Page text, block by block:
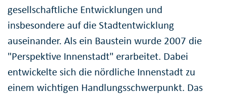
gesellschaftliche Entwicklungen und
insbesondere auf die Stadtentwicklung
auseinander. Als ein Baustein wurde 2007 die
"Perspektive Innenstadt" erarbeitet. Dabei
entwickelte sich die nördliche Innenstadt zu
einem wichtigen Handlungsschwerpunkt. Das